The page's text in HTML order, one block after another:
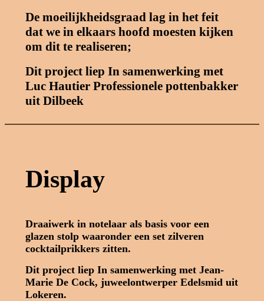
De moeilijkheidsgraad lag in het feit
dat we in elkaars hoofd moesten kijken
om dit te realiseren;
Dit project liep In samenwerking met
Luc Hautier Professionele pottenbakker
uit Dilbeek
Display
Draaiwerk in notelaar als basis voor een
glazen stolp waaronder een set zilveren
cocktailprikkers zitten.
Dit project liep In samenwerking met Jean-
Marie De Cock, juweelontwerper Edelsmid uit
Lokeren.